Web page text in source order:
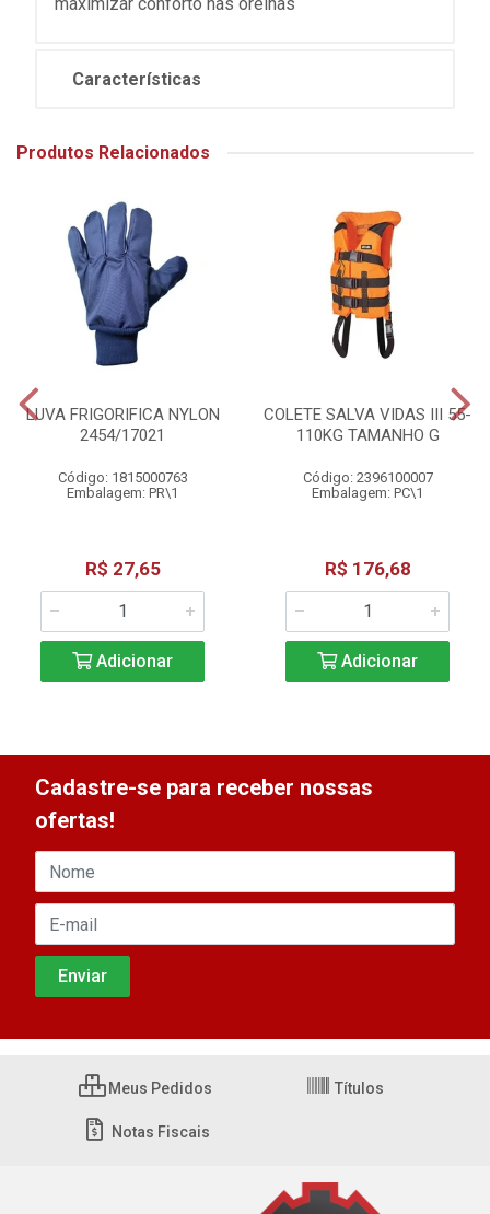
Características
Produtos Relacionados
LUVA FRIGORIFICA NYLON
2454/17021
Código: 1815000763
Embalagem: PR\1
R$ 27,65
Adicionar
COLETE SALVA VIDAS III 55-
110KG TAMANHO G
Código: 2396100007
Embalagem: PC\1
R$ 176,68
Adicionar
Cadastre-se para receber nossas
ofertas!
Meus Pedidos Títulos
Notas Fiscais